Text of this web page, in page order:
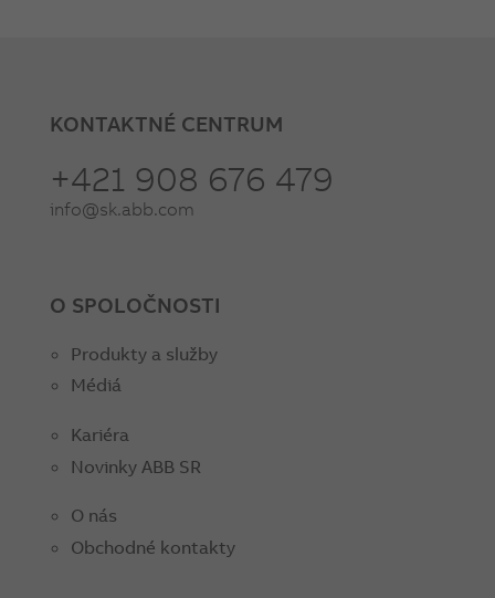
KONTAKTNÉ CENTRUM
+421 908 676 479
info@sk.abb.com
O SPOLOČNOSTI
Produkty a služby
Médiá
Kariéra
Novinky ABB SR
O nás
Obchodné kontakty